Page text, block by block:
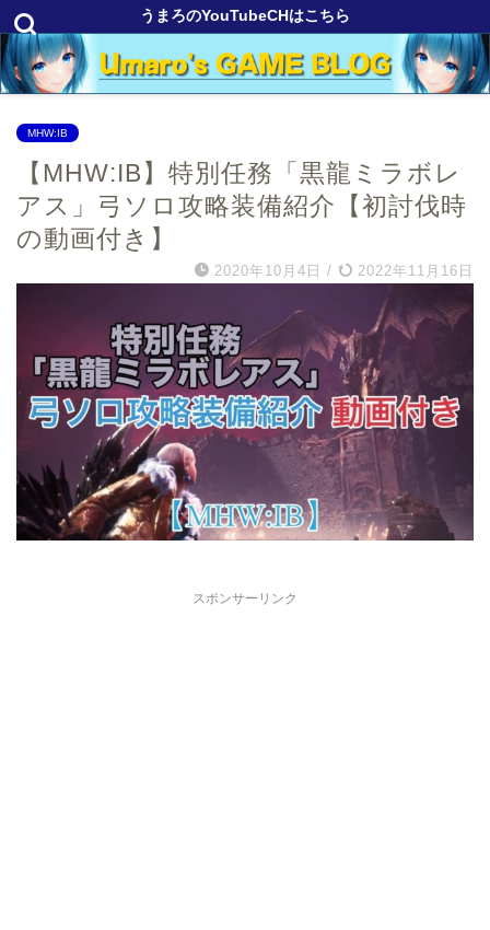
うまろのYouTubeCHはこちら
MHW:IB
【MHW:IB】特別任務「黒龍ミラボレ
アス」弓ソロ攻略装備紹介【初討伐時
の動画付き】
2020年10月4日 / 2022年11月16日
スポンサーリンク